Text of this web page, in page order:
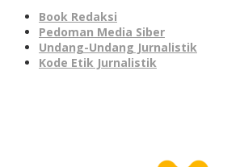
Book Redaksi
Pedoman Media Siber
Undang-Undang Jurnalistik
Kode Etik Jurnalistik